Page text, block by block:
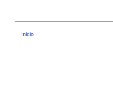
Inicio